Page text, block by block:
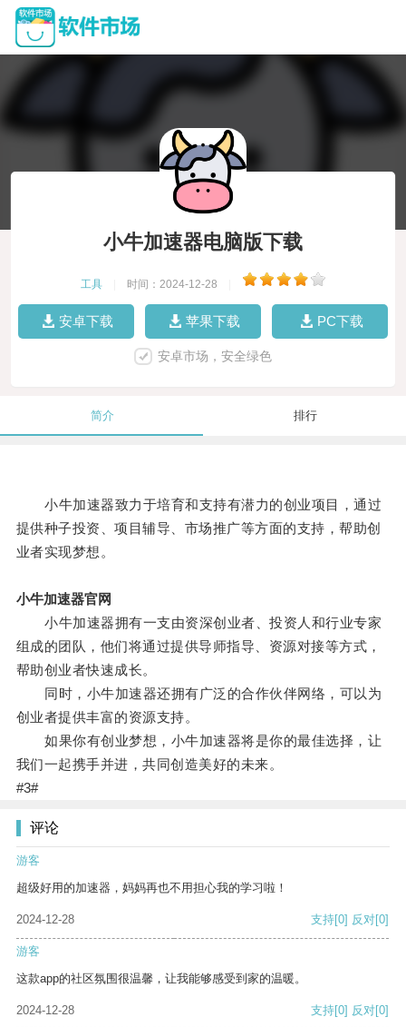
小牛加速器电脑版下载
工具 时间：2024-12-28
安卓下载 苹果下载 PC下载
安卓市场，安全绿色
简介 排行
小牛加速器致力于培育和支持有潜力的创业项目，通过
提供种子投资、项目辅导、市场推广等方面的支持，帮助创
业者实现梦想。
小牛加速器官网
小牛加速器拥有一支由资深创业者、投资人和行业专家
组成的团队，他们将通过提供导师指导、资源对接等方式，
帮助创业者快速成长。
同时，小牛加速器还拥有广泛的合作伙伴网络，可以为
创业者提供丰富的资源支持。
如果你有创业梦想，小牛加速器将是你的最佳选择，让
我们一起携手并进，共同创造美好的未来。
#3#
评论
游客
超级好用的加速器，妈妈再也不用担心我的学习啦！
2024-12-28 支持[0] 反对[0]
游客
这款app的社区氛围很温馨，让我能够感受到家的温暖。
2024-12-28 支持[0] 反对[0]